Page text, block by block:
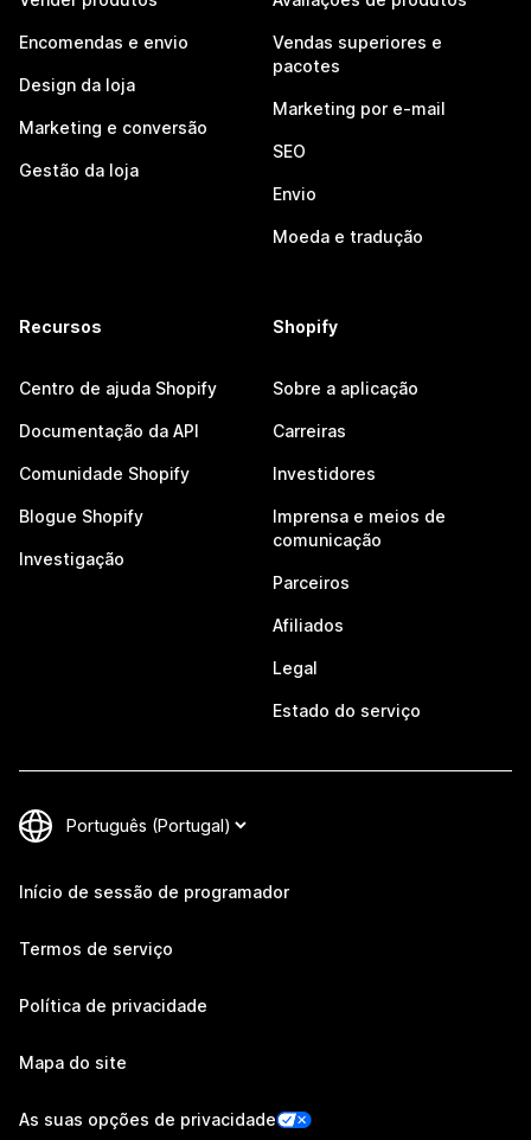
Encomendas e envio
Design da loja
Marketing e conversão
Gestão da loja
Vendas superiores e
pacotes
Marketing por e-mail
SEO
Envio
Moeda e tradução
Recursos
Centro de ajuda Shopify
Documentação da API
Comunidade Shopify
Blogue Shopify
Investigação
Shopify
Sobre a aplicação
Carreiras
Investidores
Imprensa e meios de
comunicação
Parceiros
Afiliados
Legal
Estado do serviço
Início de sessão de programador
Termos de serviço
Política de privacidade
Mapa do site
As suas opções de privacidade